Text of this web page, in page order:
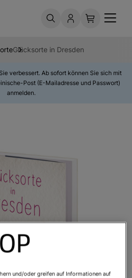
Glücksorte in Dresden
verbessert. Ab sofort können Sie sich mit
Post (E-Mailadresse und Passwort)
anmelden.
und/oder greifen auf Informationen auf